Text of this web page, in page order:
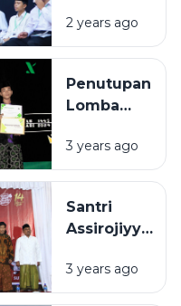
SANTRI
BERPRESTASI)
2 years ago
Penutupan
Lomba
Dakwah
(BIDAK)
1444
&#8211;
3 years ago
Santri
Assirojiyyah
Sosialisasi
Pemilu KPU
3 years ago